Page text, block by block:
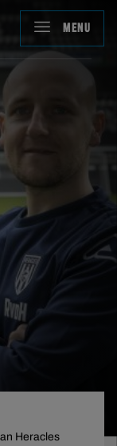
MENU
Heracles